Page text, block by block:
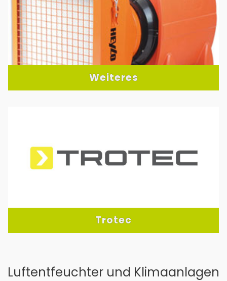
Weiteres
Trotec
Luftentfeuchter und Klimaanlagen